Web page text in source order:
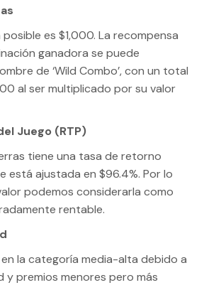
es $1,000. La recompensa
ganadora se puede
de ‘Wild Combo’, con un total
al ser multiplicado por su valor
Juego (RTP)
tiene una tasa de retorno
está ajustada en $96.4%. Por lo
podemos considerarla como
rentable.
la categoría media-alta debido a
y premios menores pero más